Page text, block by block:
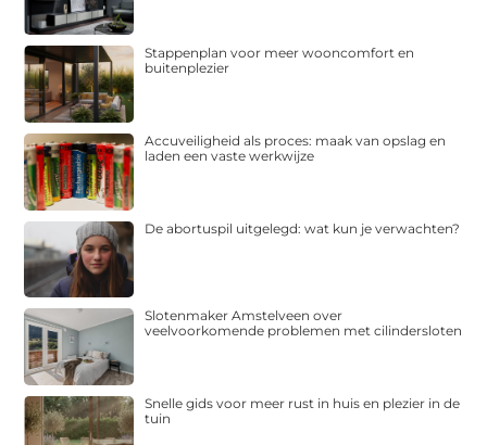
Stappenplan voor meer wooncomfort en
buitenplezier
Accuveiligheid als proces: maak van opslag en
laden een vaste werkwijze
De abortuspil uitgelegd: wat kun je verwachten?
Slotenmaker Amstelveen over
veelvoorkomende problemen met cilindersloten
Snelle gids voor meer rust in huis en plezier in de
tuin